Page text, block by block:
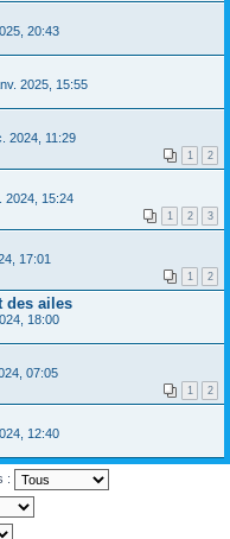
20:43
2025, 15:55
2024, 11:29
1 2
2024, 15:24
1 2 3
17:01
1 2
des ailes
18:00
07:05
1 2
12:40
: